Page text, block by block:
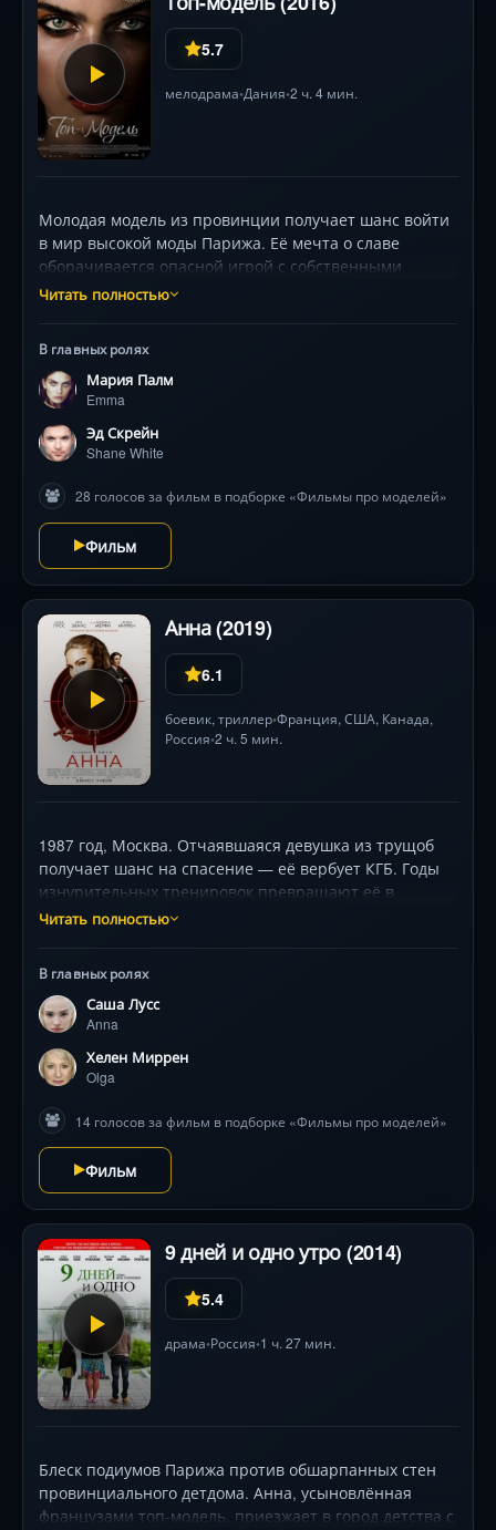
5.7
мелодрама•Дания•2 ч. 4 мин.
Молодая модель из провинции получает шанс войти
в мир высокой моды Парижа. Её мечта о славе
оборачивается опасной игрой с собственными
иллюзиями. В погоне за успехом она сталкивается с
ошибкой. Режиссёр Мадс Маттисен создаёт
напряжённый портрет индустрии, пожирающей
наивные сердца.
Читать полностью
В главных ролях
Мария Палм
Emma
Эд Скрейн
Shane White
28 голосов за фильм в подборке «Фильмы про моделей»
Фильм
Анна (2019)
6.1
боевик, триллер•Франция, США, Канада,
Россия•2 ч. 5 мин.
1987 год, Москва. Отчаявшаяся девушка из трущоб
получает шанс на спасение — её вербует КГБ. Годы
изнурительных тренировок превращают её в
идеальное оружие. Теперь Анна — восходящая
устранять врагов СССР. Но в Париже её ловят в
ловушку агенты ЦРУ, предлагая смертельную сделку.
С каждым заданием паутина предательств и интриг
затягивается туже, а неожиданные союзники ставят
под удар все планы. Чтобы выжить, Анне придется
противниками, где ставка — свобода. Люк Бессон
виртуозно жонглирует временными линиями, а Саша
Лусс покоряет экран харизмой смертоносной дивы.
Хелен Миррен и Киллиан Мёрфи добавляют глубины
триллеру, где каждый поворот — мастерская
матрешка обмана.
Читать полностью
В главных ролях
Саша Лусс
Anna
Хелен Миррен
Olga
14 голосов за фильм в подборке «Фильмы про моделей»
Фильм
9 дней и одно утро (2014)
5.4
драма•Россия•1 ч. 27 мин.
Блеск подиумов Парижа против обшарпанных стен
провинциального детдома. Анна, усыновлённая
французами топ-модель, приезжает в город детства с